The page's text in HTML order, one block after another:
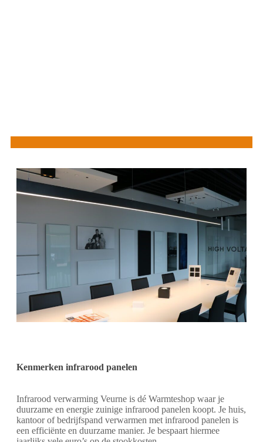
Kenmerken infrarood panelen
Infrarood verwarming Veurne is dé Warmteshop waar je
duurzame en energie zuinige infrarood panelen koopt. Je huis,
kantoor of bedrijfspand verwarmen met infrarood panelen is
een efficiënte en duurzame manier. Je bespaart hiermee